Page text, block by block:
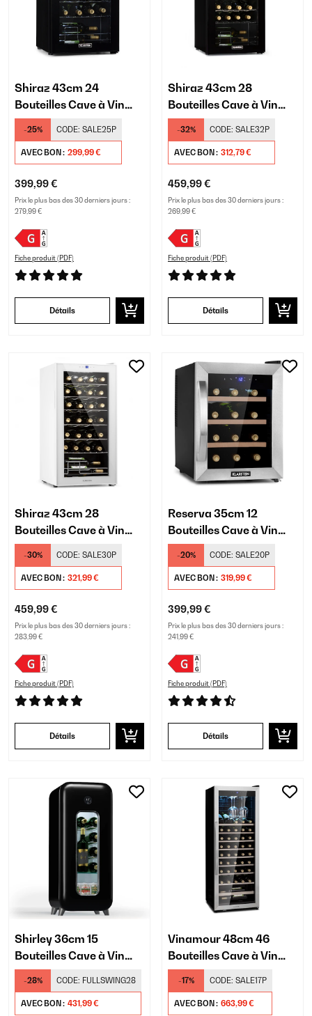
Shiraz 43cm 24
Bouteilles Cave à Vin
Noir
-25% CODE: SALE25P
AVEC BON : 299,99 €
399,99 €
Prix le plus bas des 30 derniers jours :
279,99 €
Fiche produit (PDF)
Détails
Shiraz 43cm 28
Bouteilles Cave à Vin
Noir
-32% CODE: SALE32P
AVEC BON : 312,79 €
459,99 €
Prix le plus bas des 30 derniers jours :
269,99 €
Fiche produit (PDF)
Détails
Shiraz 43cm 28
Bouteilles Cave à Vin
Blanc
-30% CODE: SALE30P
AVEC BON : 321,99 €
459,99 €
Prix le plus bas des 30 derniers jours :
283,99 €
Fiche produit (PDF)
Détails
Reserva 35cm 12
Bouteilles Cave à Vin
Argent
-20% CODE: SALE20P
AVEC BON : 319,99 €
399,99 €
Prix le plus bas des 30 derniers jours :
241,99 €
Fiche produit (PDF)
Détails
Shirley 36cm 15
Bouteilles Cave à Vin
Noir
-28% CODE: FULLSWING28
AVEC BON : 431,99 €
Vinamour 48cm 46
Bouteilles Cave à Vin
Argent
-17% CODE: SALE17P
AVEC BON : 663,99 €